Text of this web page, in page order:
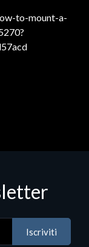
to-mount-a-
Iscriviti